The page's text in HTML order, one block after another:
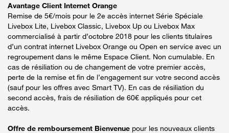
Avantage Client Internet Orange
Remise de 5€/mois pour le 2e accès internet Série Spéciale
Livebox Lite, Livebox Classic, Livebox Up ou Livebox Max
commercialisé à partir d’octobre 2018 pour les clients titulaires
d’un contrat internet Livebox Orange ou Open en service avec un
regroupement dans le même Espace Client. Non cumulable. En
cas de résiliation ou de changement de votre premier accès,
perte de la remise et fin de l’engagement sur votre second accès
(sauf pour les offres avec Smart TV). En cas de résiliation du
second accès, frais de résiliation de 60€ appliqués pour cet
accès.
Offre de remboursement Bienvenue pour les nouveaux clients